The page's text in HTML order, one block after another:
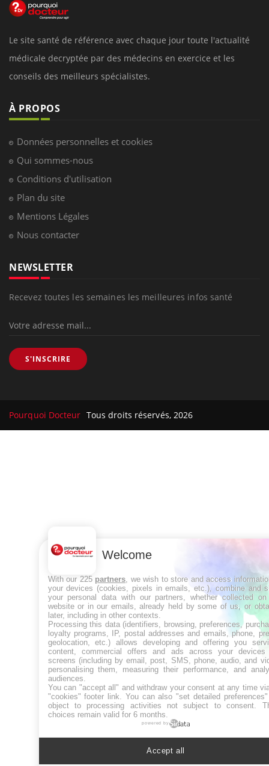
Le site santé de référence avec chaque jour toute l'actualité
médicale decryptée par des médecins en exercice et les
conseils des meilleurs spécialistes.
À PROPOS
Données personnelles et cookies
Qui sommes-nous
Conditions d'utilisation
Plan du site
Mentions Légales
Nous contacter
NEWSLETTER
Recevez toutes les semaines les meilleures infos santé
S'INSCRIRE
Pourquoi Docteur Tous droits réservés, 2026
Welcome
With our 225 partners , we wish to store and access
your devices (cookies, pixels in emails, etc.), combine and
your personal data with our partners, whether collected
website or in our emails, already held by some of us, or
later, including in other contexts.
Processing this data (identifiers, browsing, preferences,
loyalty programs, IP, postal addresses and emails, phone,
geolocation, etc.) allows developing and offering you
content, commercial offers and ads across your devices
screens (including by email, post, SMS, phone, audio, and
personalising them, measuring their performance, and
audiences.
You can "accept all" and withdraw your consent at any time
"cookies" footer link . You can also "set detailed
object to processing activities not subject to consent.
choices remain valid for 6 months.
powered by
Accept all